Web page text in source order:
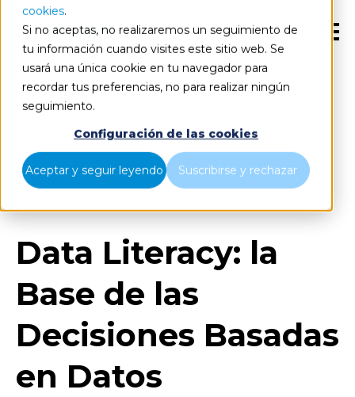
cookies.
Si no aceptas, no realizaremos un seguimiento de
tu información cuando visites este sitio web. Se
usará una única cookie en tu navegador para
recordar tus preferencias, no para realizar ningún
seguimiento.
Configuración de las cookies
Aceptar y seguir leyendo Suscribirse y rechazar
ES
Home
Data Literacy: la Base de las Decisiones Basadas en
Datos
Data Literacy: la
Base de las
Decisiones Basadas
en Datos